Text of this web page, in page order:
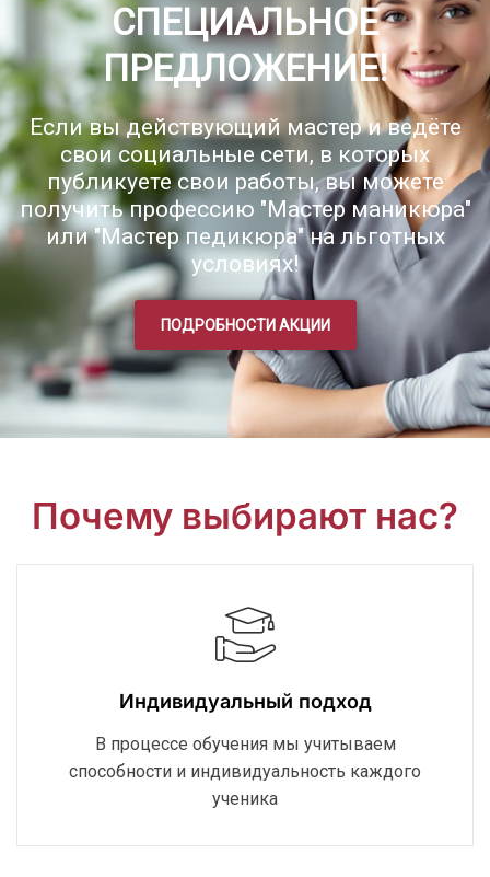
СПЕЦИАЛЬНОЕ
ПРЕДЛОЖЕНИЕ!
Если вы действующий мастер и ведёте
свои социальные сети, в которых
публикуете свои работы, вы можете
получить профессию "Мастер маникюра"
или "Мастер педикюра" на льготных
условиях!
ПОДРОБНОСТИ АКЦИИ
Почему выбирают нас?
Индивидуальный подход
В процессе обучения мы учитываем
способности и индивидуальность каждого
ученика